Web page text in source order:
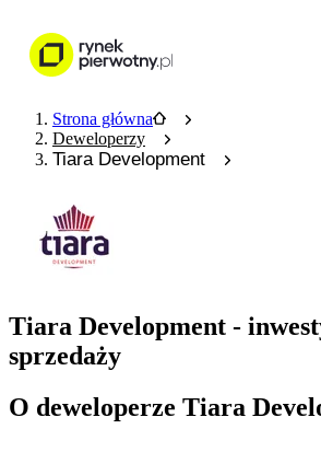
Strona główna
Deweloperzy
Tiara Development
Tiara Development -
sprzedaży
O deweloperze Tiara